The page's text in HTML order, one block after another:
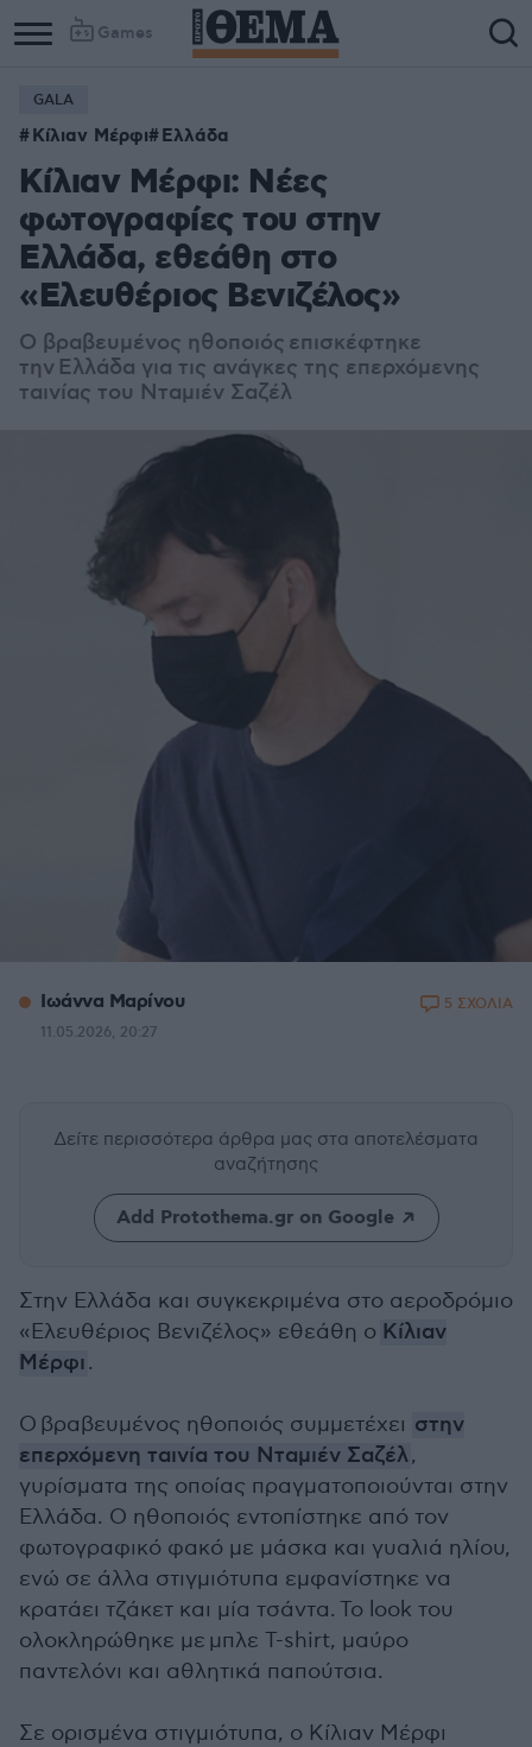
Games
GALA
Κίλιαν Μέρφι Ελλάδα
Κίλιαν Μέρφι: Νέες
φωτογραφίες του στην
Ελλάδα, εθεάθη στο
«Ελευθέριος Βενιζέλος»
Ο βραβευμένος ηθοποιός επισκέφτηκε
την Ελλάδα για τις ανάγκες της επερχόμενης
ταινίας του Νταμιέν Σαζέλ
Ιωάννα Μαρίνου
11.05.2026, 20:27
5 ΣΧΟΛΙΑ
Δείτε περισσότερα άρθρα μας στα αποτελέσματα
αναζήτησης
Add Protothema.gr on Google
Στην Ελλάδα και συγκεκριμένα στο αεροδρόμιο
«Ελευθέριος Βενιζέλος» εθεάθη ο Κίλιαν
Μέρφι.
Ο βραβευμένος ηθοποιός συμμετέχει στην
επερχόμενη ταινία του Νταμιέν Σαζέλ,
γυρίσματα της οποίας πραγματοποιούνται στην
Ελλάδα. Ο ηθοποιός εντοπίστηκε από τον
φωτογραφικό φακό με μάσκα και γυαλιά ηλίου,
ενώ σε άλλα στιγμιότυπα εμφανίστηκε να
κρατάει τζάκετ και μία τσάντα. Το look του
ολοκληρώθηκε με μπλε T-shirt, μαύρο
παντελόνι και αθλητικά παπούτσια.
Σε ορισμένα στιγμιότυπα, ο Κίλιαν Μέρφι